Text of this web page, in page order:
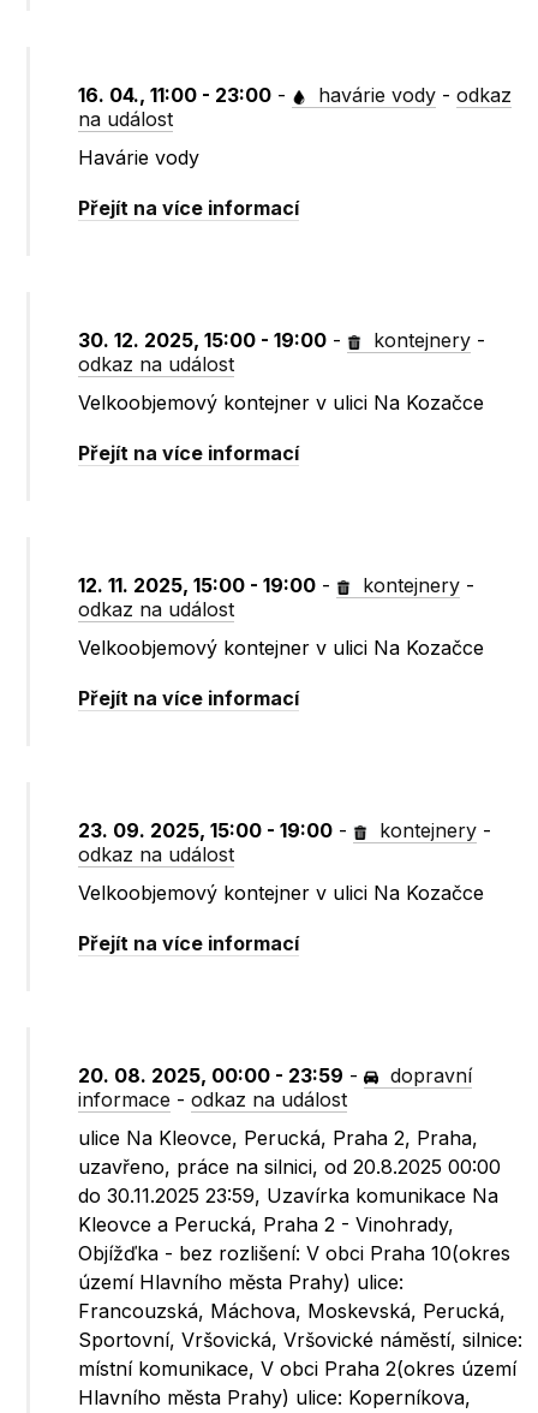
16. 04., 11:00 - 23:00 - havárie vody -odkaz
na událost
Havárie vody
Přejít na více informací
30. 12. 2025, 15:00 - 19:00 - kontejnery -
odkaz na událost
Velkoobjemový kontejner v ulici Na Kozačce
Přejít na více informací
12. 11. 2025, 15:00 - 19:00 - kontejnery -
odkaz na událost
Velkoobjemový kontejner v ulici Na Kozačce
Přejít na více informací
23. 09. 2025, 15:00 - 19:00 - kontejnery -
odkaz na událost
Velkoobjemový kontejner v ulici Na Kozačce
Přejít na více informací
20. 08. 2025, 00:00 - 23:59 -
dopravní
informace -odkaz na událost
ulice Na Kleovce, Perucká, Praha 2, Praha,
uzavřeno, práce na silnici, od 20.8.2025 00:00
do 30.11.2025 23:59, Uzavírka komunikace Na
Kleovce a Perucká, Praha 2 - Vinohrady,
Objížďka - bez rozlišení: V obci Praha 10(okres
území Hlavního města Prahy) ulice:
Francouzská, Máchova, Moskevská, Perucká,
Sportovní, Vršovická, Vršovické náměstí, silnice:
místní komunikace, V obci Praha 2(okres území
Hlavního města Prahy) ulice: Koperníkova,